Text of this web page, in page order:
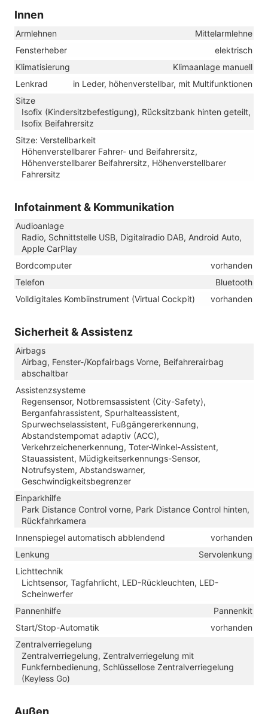
Innen
Armlehnen
Mittelarmlehne
Fensterheber
elektrisch
Klimatisierung
Klimaanlage manuell
Lenkrad
in Leder, höhenverstellbar, mit Multifunktionen
Sitze
Isofix (Kindersitzbefestigung), Rücksitzbank hinten geteilt,
Isofix Beifahrersitz
Sitze: Verstellbarkeit
Höhenverstellbarer Fahrer- und Beifahrersitz,
Höhenverstellbarer Beifahrersitz, Höhenverstellbarer
Fahrersitz
Infotainment & Kommunikation
Audioanlage
Radio, Schnittstelle USB, Digitalradio DAB, Android Auto,
Apple CarPlay
Bordcomputer
vorhanden
Telefon
Bluetooth
Volldigitales Kombiinstrument (Virtual Cockpit)
vorhanden
Sicherheit & Assistenz
Airbags
Airbag, Fenster-/Kopfairbags Vorne, Beifahrerairbag
abschaltbar
Assistenzsysteme
Regensensor, Notbremsassistent (City-Safety),
Berganfahrassistent, Spurhalteassistent,
Spurwechselassistent, Fußgängererkennung,
Abstandstempomat adaptiv (ACC),
Verkehrzeichenerkennung, Toter-Winkel-Assistent,
Stauassistent, Müdigkeitserkennungs-Sensor,
Notrufsystem, Abstandswarner,
Geschwindigkeitsbegrenzer
Einparkhilfe
Park Distance Control vorne, Park Distance Control hinten,
Rückfahrkamera
Innenspiegel automatisch abblendend
vorhanden
Lenkung
Servolenkung
Lichttechnik
Lichtsensor, Tagfahrlicht, LED-Rückleuchten, LED-
Scheinwerfer
Pannenhilfe
Pannenkit
Start/Stop-Automatik
vorhanden
Zentralverriegelung
Zentralverriegelung, Zentralverriegelung mit
Funkfernbedienung, Schlüssellose Zentralverriegelung
(Keyless Go)
Außen